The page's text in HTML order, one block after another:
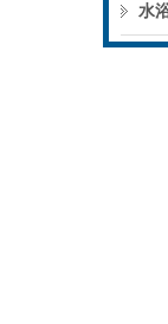
水